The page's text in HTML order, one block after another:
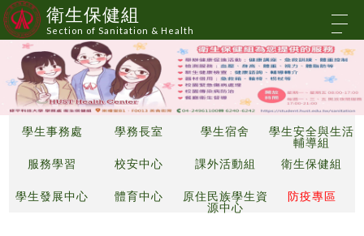
衛生保健組
Section of Sanitation & Health
學生事務處 學務長室 學生宿舍
學生安全與生活
輔導組
服務學習
校安中心 課外活動組 衛生保健組
學生發展中心 體育中心
原住民族學生資
源中心
防疫專區